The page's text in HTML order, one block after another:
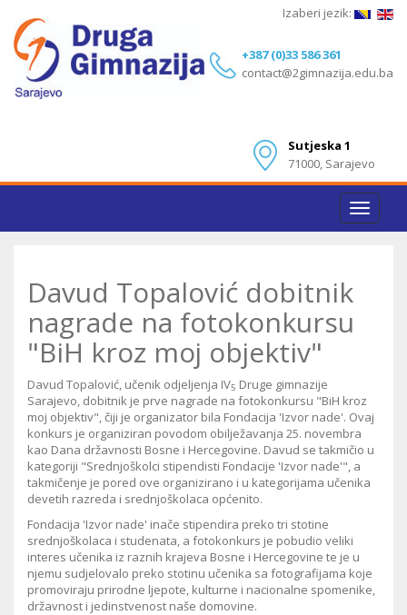
+387 (0)33 586 361
contact@2gimnazija.edu.ba
Sutjeska 1
71000, Sarajevo
Izaberi jezik:
Toggle
Davud Topalović dobitnik
nagrade na fotokonkursu
"BiH kroz moj objektiv"
Davud Topalović, učenik odjeljenja IV5 Druge gimnazije
Sarajevo, dobitnik je prve nagrade na fotokonkursu "BiH kroz
moj objektiv", čiji je organizator bila Fondacija 'Izvor nade'. Ovaj
konkurs je organiziran povodom obilježavanja 25. novembra
kao Dana državnosti Bosne i Hercegovine. Davud se takmičio u
kategoriji "Srednjoškolci stipendisti Fondacije 'Izvor nade'", a
takmičenje je pored ove organizirano i u kategorijama učenika
devetih razreda i srednjoškolaca općenito.
Fondacija 'Izvor nade' inače stipendira preko tri stotine
srednjoškolaca i studenata, a fotokonkurs je pobudio veliki
interes učenika iz raznih krajeva Bosne i Hercegovine te je u
njemu sudjelovalo preko stotinu učenika sa fotografijama koje
promoviraju prirodne ljepote, kulturne i nacionalne spomenike,
državnost i jedinstvenost naše domovine.